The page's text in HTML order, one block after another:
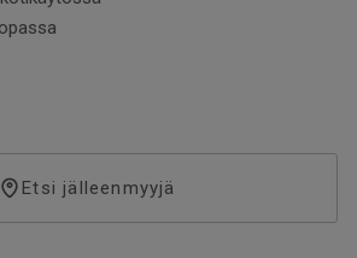
Etsi jälleenmyyjä